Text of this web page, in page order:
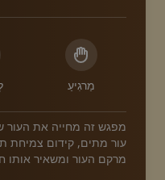
מחירים
הזמנה
איש קשר
מַרגִיעַ
מפגש זה מחייה את העור
עור מתים, קידום
מרקם העור ומשאיר אותו